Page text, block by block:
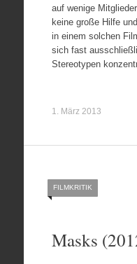
auf wenige
keine große Hilfe
in einem solchen
sich fast
Stereotypen
1. März 2013
FILMKRITIK
Masks